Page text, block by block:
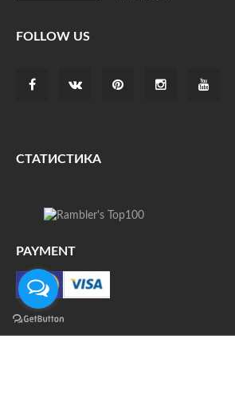
FOLLOW US
СТАТИСТИКА
PAYMENT